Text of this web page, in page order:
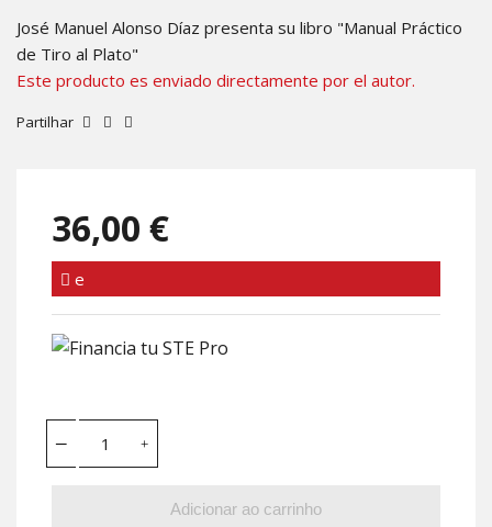
José Manuel Alonso Díaz presenta su libro "Manual Práctico
de Tiro al Plato"
Este producto es enviado directamente por el autor.
Partilhar
36,00 €
e
Adicionar ao carrinho